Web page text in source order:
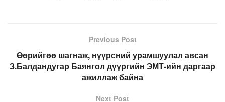
Previous Post
Өөрийгөө шагнаж, нүүрсний урамшуулал авсан
З.Балдандугар Баянгол дүүргийн ЭМТ-ийн даргаар
ажиллаж байна
Next Post